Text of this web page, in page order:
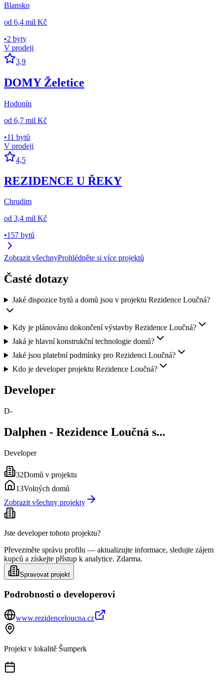
Blansko
od 6,4 mil Kč
•2 byty
V prodeji
3,9
DOMY Želetice
Hodonín
od 6,7 mil Kč
•11 bytů
V prodeji
4,5
REZIDENCE U ŘEKY
Chrudim
od 3,4 mil Kč
•157 bytů
Zobrazit všechnyProhlédněte si více projektů
Časté dotazy
Jaké dispozice bytů a domů jsou v projektu Rezidence Loučná?
Kdy je plánováno dokončení výstavby Rezidence Loučná?
Jaká je hlavní konstrukční technologie domů?
Jaké jsou platební podmínky pro Rezidenci Loučná?
Kdo je developer projektu Rezidence Loučná?
Developer
D-
Dalphen - Rezidence Loučná s...
Developer
32Domů v projektu
13Volných domů
Zobrazit všechny projekty
Jste developer tohoto projektu?
Převezměte správu profilu — aktualizujte informace, sledujte zájem
kupců a získejte přístup k analytice. Zdarma.
Spravovat projekt
Podrobnosti o developerovi
www.rezidenceloucna.cz
Projekt v lokalitě Šumperk